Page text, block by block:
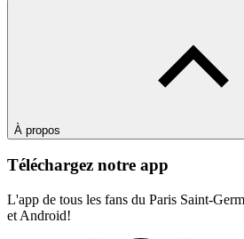
À propos
Téléchargez notre app
L'app de tous les fans du Paris Saint-
et Android!